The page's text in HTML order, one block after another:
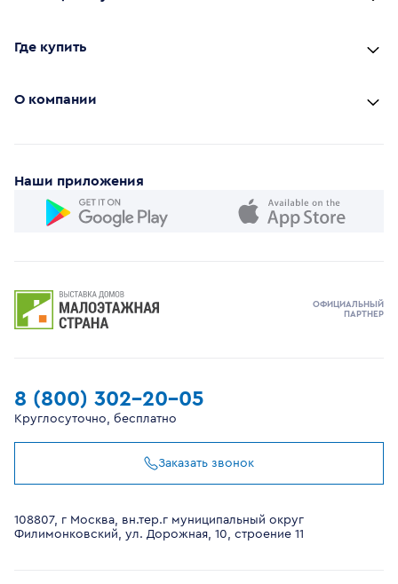
Где купить
О компании
Наши приложения
8 (800) 302-20-05
Круглосуточно, бесплатно
Заказать звонок
ОФИЦИАЛЬНЫЙ
ПАРТНЕР
108807, г Москва, вн.тер.г муниципальный округ
Филимонковский, ул. Дорожная, 10, строение 11